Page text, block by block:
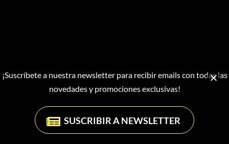
¡Suscríbete a nuestra newsletter para recibir emails con todas las
novedades y promociones exclusivas!
SUSCRIBIR A NEWSLETTER
Aquesta web utilitza cookies només per millorar la teva experiència
terrorífica...
Més informació